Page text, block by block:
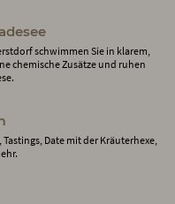
schwimmen Sie in klarem,
chemische Zusätze und ruhen
Date mit der Kräuterhexe,